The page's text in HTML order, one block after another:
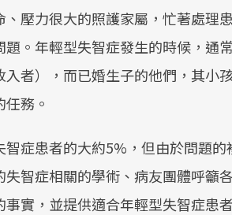
壓力很大的照護家屬，忙著處理
。年輕型失智症發生的時候，通
者），而已婚生子的他們，其小
務。
症患者的大約5%，但由於問題的
智症相關的學術、病友團體呼籲
實，並提供適合年輕型失智症患